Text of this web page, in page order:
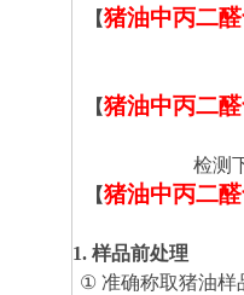
【猪油中丙二
【猪油中丙二
检测
【猪油中丙二
1. 样品前处理
① 准确称取猪油样